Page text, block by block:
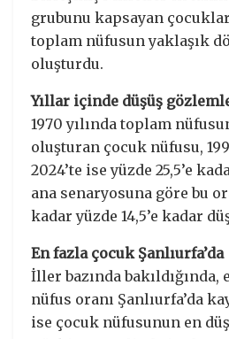
grubunu kapsayan
toplam nüfusun yaklaşık
oluşturdu.
Yıllar içinde düşüş
1970 yılında toplam
oluşturan çocuk nüfusu,
2024’te ise yüzde 25,5’e
ana senaryosuna göre bu
kadar yüzde 14,5’e kadar
En fazla çocuk Şanlıurfa’da
İller bazında
nüfus oranı Şanlıurfa’da
ise çocuk nüfusunun en